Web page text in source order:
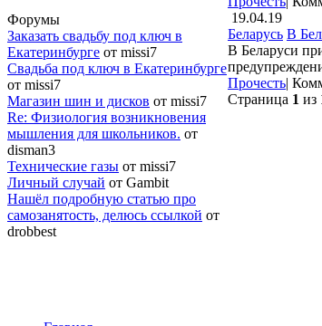
Форумы
Заказать свадьбу под ключ в
Екатеринбурге от missi7
Cвадьба под ключ в Екатеринбурге
от missi7
Магазин шин и дисков от missi7
Re: Физиология возникновения
мышления для школьников. от
disman3
Технические газы от missi7
Личный случай от Gambit
Нашёл подробную статью про
самозанятость, делюсь ссылкой от
drobbest
19.04.19
Беларусь В
В Беларуси
Прочесть|
Страница 1 из